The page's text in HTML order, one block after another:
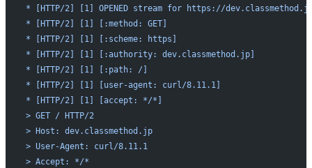
* [HTTP/2] [1] OPENED stream for https://
* [HTTP/2] [1] [:method: GET]
* [HTTP/2] [1] [:scheme: https]
* [HTTP/2] [1] [:authority: dev.classmethod.jp]
* [HTTP/2] [1] [:path: /]
* [HTTP/2] [1] [user-agent: curl/8.11.1]
* [HTTP/2] [1] [accept: */*]
> GET / HTTP/2
> Host: dev.classmethod.jp
> User-Agent: curl/8.11.1
> Accept: */*